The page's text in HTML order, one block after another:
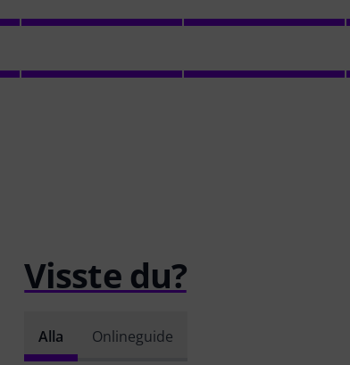
Visste du?
Alla Onlineguide